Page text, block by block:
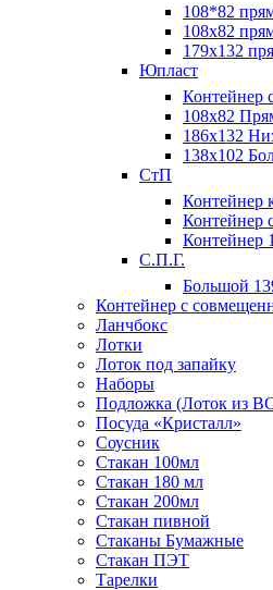
108*82
108х82
179х132
Юпласт
Контейнер
108х82
186х132
138х102
СтП
Контейнер
Контейнер
Контейнер
С.П.Г.
Большой
Контейнер с
Ланчбокс
Лотки
Лоток под запайку
Наборы
Подложка (Лоток из
Посуда «Кристалл»
Соусник
Стакан 100мл
Стакан 180 мл
Стакан 200мл
Стакан пивной
Стаканы Бумажные
Стакан ПЭТ
Тарелки